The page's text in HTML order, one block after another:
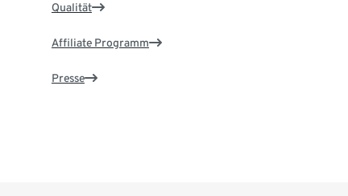
Qualität
Affiliate Programm
Presse